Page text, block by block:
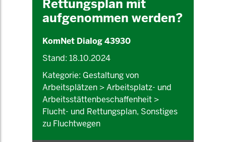
Rettungsplan mit
aufgenommen werden?
KomNet Dialog 43930
Stand: 18.10.2024
Kategorie: Gestaltung von
Arbeitsplätzen > Arbeitsplatz- und
Arbeitsstättenbeschaffenheit >
Flucht- und Rettungsplan, Sonstiges
zu Fluchtwegen